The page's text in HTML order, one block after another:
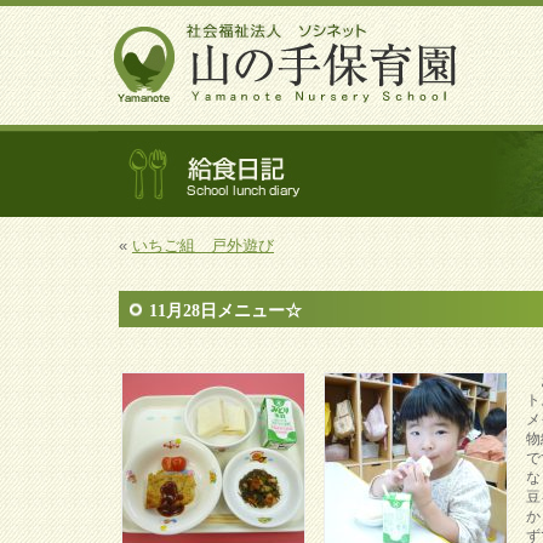
«いちご組 戸外遊び
11月28日メニュー☆